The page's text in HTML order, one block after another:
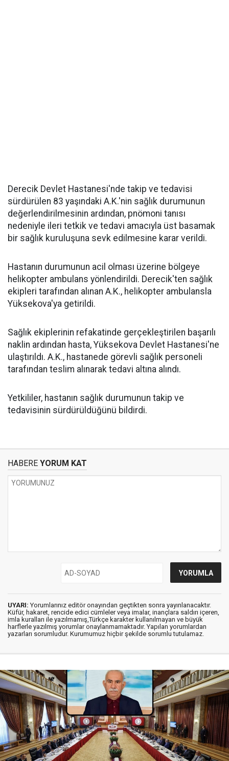
Derecik Devlet Hastanesi'nde takip ve tedavisi
sürdürülen 83 yaşındaki A.K.'nin sağlık durumunun
değerlendirilmesinin ardından, pnömoni tanısı
nedeniyle ileri tetkik ve tedavi amacıyla üst basamak
bir sağlık kuruluşuna sevk edilmesine karar verildi.
Hastanın durumunun acil olması üzerine bölgeye
helikopter ambulans yönlendirildi. Derecik'ten sağlık
ekipleri tarafından alınan A.K., helikopter ambulansla
Yüksekova'ya getirildi.
Sağlık ekiplerinin refakatinde gerçekleştirilen başarılı
naklin ardından hasta, Yüksekova Devlet Hastanesi'ne
ulaştırıldı. A.K., hastanede görevli sağlık personeli
tarafından teslim alınarak tedavi altına alındı.
Yetkililer, hastanın sağlık durumunun takip ve
tedavisinin sürdürüldüğünü bildirdi.
HABERE YORUM KAT
UYARI: Yorumlarınız editör onayından geçtikten sonra yayınlanacaktır.
Küfür, hakaret, rencide edici cümleler veya imalar, inançlara saldırı içeren,
imla kuralları ile yazılmamış,Türkçe karakter kullanılmayan ve büyük
harflerle yazılmış yorumlar onaylanmamaktadır. Yapılan yorumlardan
yazarları sorumludur. Kurumumuz hiçbir şekilde sorumlu tutulamaz.